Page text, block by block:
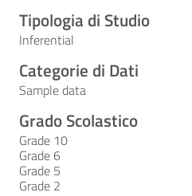
Tipologia di Studio
Inferential
Categorie di Dati
Sample data
Grado Scolastico
Grade 10
Grade 6
Grade 5
Grade 2